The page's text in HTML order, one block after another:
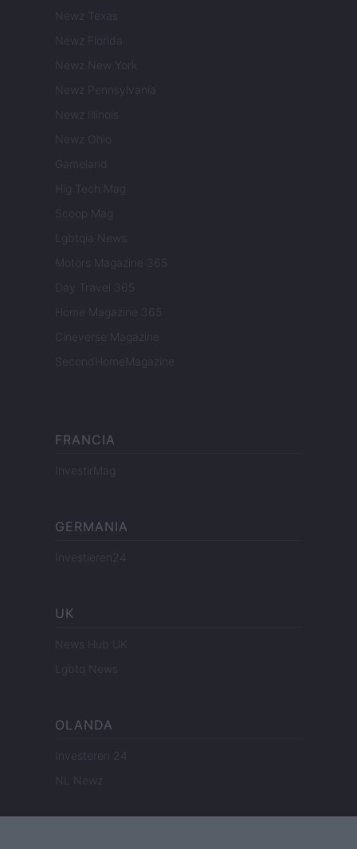
Newz Texas
Newz Florida
Newz New York
Newz Pennsylvania
Newz Illinois
Newz Ohio
Gameland
Hig Tech Mag
Scoop Mag
Lgbtqia News
Motors Magazine 365
Day Travel 365
Home Magazine 365
Cineverse Magazine
SecondHomeMagazine
FRANCIA
InvestirMag
GERMANIA
Investieren24
UK
News Hub UK
Lgbtq News
OLANDA
Investeren 24
NL Newz